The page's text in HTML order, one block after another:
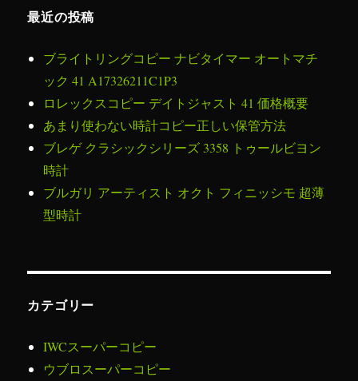
最近の投稿
ブライトリングコピー ナビタイマー オートマチ
ック 41 A17326211C1P3
ロレックスコピー デイトジャスト 41 価格概要
あまり使わない時計コピー正しい保管方法
ブレゲ クラシックシリーズ 3358 トゥールビヨン
時計
ブルガリ アーティスト オクト フィニッシモ 超薄
型時計
カテゴリー
IWCスーパーコピー
ウブロスーパーコピー